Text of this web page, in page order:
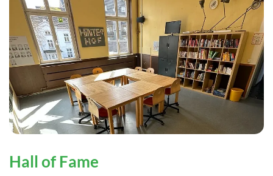
Hall of Fame